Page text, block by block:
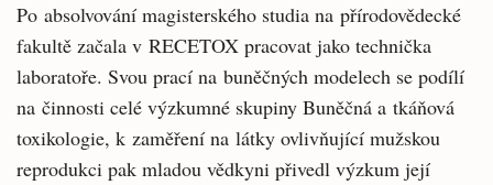
Po absolvování magisterského studia na přírodovědecké
fakultě začala v RECETOX pracovat jako technička
laboratoře. Svou prací na buněčných modelech se podílí
na činnosti celé výzkumné skupiny Buněčná a tkáňová
toxikologie, k zaměření na látky ovlivňující mužskou
reprodukci pak mladou vědkyni přivedl výzkum její